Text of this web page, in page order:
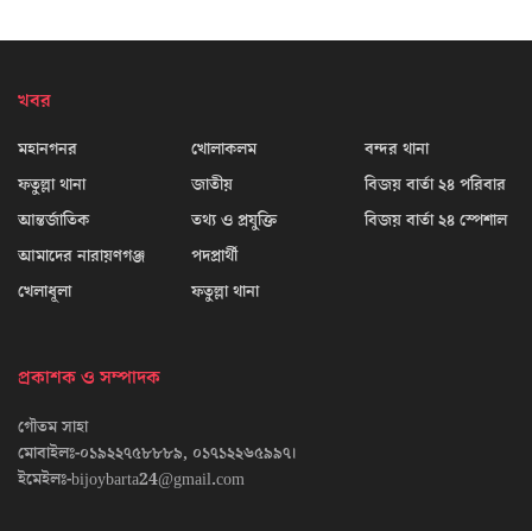
খবর
মহানগনর
ফতুল্লা থানা
আন্তর্জাতিক
আমাদের নারায়ণগঞ্জ
খেলাধূলা
খোলাকলম
জাতীয়
তথ্য ও প্রযুক্তি
পদপ্রার্থী
ফতুল্লা থানা
বন্দর থানা
বিজয় বার্তা ২৪ পরিবার
বিজয় বার্তা ২৪ স্পেশাল
প্রকাশক ও সম্পাদক
গৌতম সাহা
মোবাইলঃ-০১৯২২৭৫৮৮৮৯, ০১৭১২২৬৫৯৯৭।
ইমেইলঃ-bijoybarta24@gmail.com